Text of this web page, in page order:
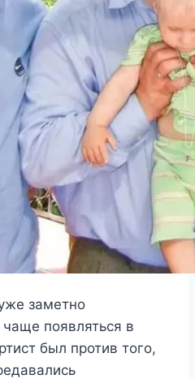
заметно
появляться в
был против того,